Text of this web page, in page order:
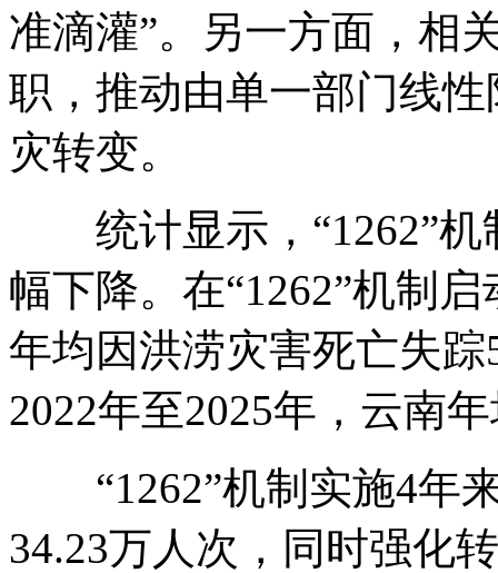
准滴灌”。另一方面，相
职，推动由单一部门线
灾转变。
统计显示，“1262”机
幅下降。在“1262”机制
年均因洪涝灾害死亡失踪
2022年至2025年，云南
“1262”机制实施4年
34.23万人次，同时强化